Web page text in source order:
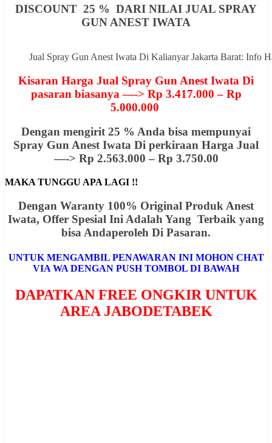
DISCOUNT 25 % DARI NILAI JUAL SPRAY
GUN ANEST IWATA
Jual Spray Gun Anest Iwata Di Kalianyar Jakarta Barat: Info
Kisaran Harga Jual Spray Gun Anest Iwata Di
pasaran biasanya —-> Rp 3.417.000 – Rp
5.000.000
Dengan mengirit 25 % Anda bisa mempunyai
Spray Gun Anest Iwata Di perkiraan Harga Jual
—-> Rp 2.563.000 – Rp 3.750.00
MAKA TUNGGU APA LAGI !!
Dengan Waranty 100% Original Produk Anest
Iwata, Offer Spesial Ini Adalah Yang Terbaik yang
bisa Andaperoleh Di Pasaran.
UNTUK MENGAMBIL PENAWARAN INI MOHON CHAT
VIA WA DENGAN PUSH TOMBOL DI BAWAH
DAPATKAN FREE ONGKIR UNTUK
AREA JABODETABEK